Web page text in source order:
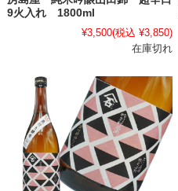
9火入れ 1800ml
¥3,500(税込 ¥3,850)
在庫切れ